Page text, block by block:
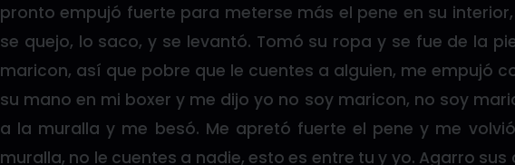
pronto empujó fuerte para meterse más el pene en su
se quejo, lo saco, y se levantó. Tomó su ropa y se fue de la
maricon, así que pobre que le cuentes a alguien, me empujó
su mano en mi boxer y me dijo yo no soy maricon, no soy
a la muralla y me besó. Me apretó fuerte el pene y me
muralla, no le cuentes a nadie, esto es entre tu y yo. Agarro sus